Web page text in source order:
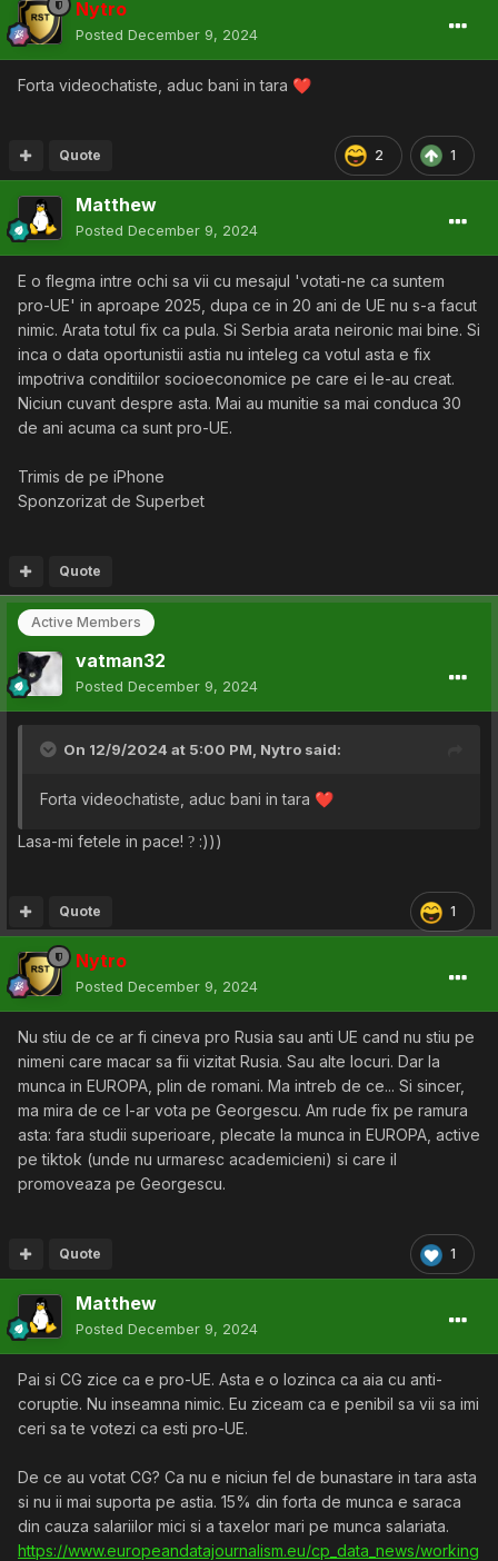
Nytro
Posted December 9, 2024
Forta videochatiste, aduc bani in tara ❤️
2 1
Quote
Matthew
Posted December 9, 2024
E o flegma intre ochi sa vii cu mesajul 'votati-ne ca suntem
pro-UE' in aproape 2025, dupa ce in 20 ani de UE nu s-a facut
nimic. Arata totul fix ca pula. Si Serbia arata neironic mai bine. Si
inca o data oportunistii astia nu inteleg ca votul asta e fix
impotriva conditiilor socioeconomice pe care ei le-au creat.
Niciun cuvant despre asta. Mai au munitie sa mai conduca 30
de ani acuma ca sunt pro-UE.
Trimis de pe iPhone
Sponzorizat de Superbet
Quote
Active Members
vatman32
Posted December 9, 2024
On 12/9/2024 at 5:00 PM, Nytro said:
Forta videochatiste, aduc bani in tara ❤️
Lasa-mi fetele in pace! ? :)))
1
Quote
Nytro
Posted December 9, 2024
Nu stiu de ce ar fi cineva pro Rusia sau anti UE cand nu stiu pe
nimeni care macar sa fii vizitat Rusia. Sau alte locuri. Dar la
munca in EUROPA, plin de romani. Ma intreb de ce... Si sincer,
ma mira de ce l-ar vota pe Georgescu. Am rude fix pe ramura
asta: fara studii superioare, plecate la munca in EUROPA, active
pe tiktok (unde nu urmaresc academicieni) si care il
promoveaza pe Georgescu.
1
Quote
Matthew
Posted December 9, 2024
Pai si CG zice ca e pro-UE. Asta e o lozinca ca aia cu anti-
coruptie. Nu inseamna nimic. Eu ziceam ca e penibil sa vii sa imi
ceri sa te votezi ca esti pro-UE.
De ce au votat CG? Ca nu e niciun fel de bunastare in tara asta
si nu ii mai suporta pe astia. 15% din forta de munca e saraca
din cauza salariilor mici si a taxelor mari pe munca salariata.
https://www.europeandatajournalism.eu/cp_data_news/working